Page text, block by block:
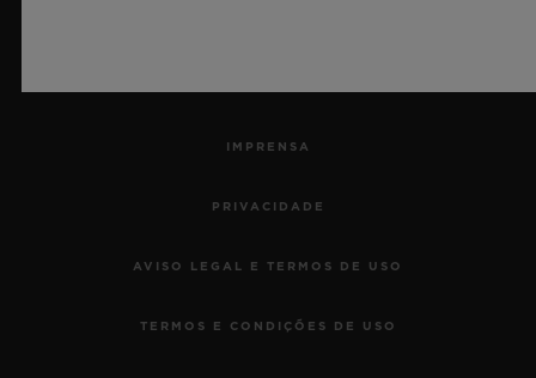
IMPRENSA
PRIVACIDADE
AVISO LEGAL E TERMOS DE USO
TERMOS E CONDIÇÕES DE USO